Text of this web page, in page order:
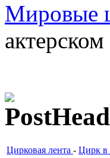
Мировые
Цирковая лента - Цирк в